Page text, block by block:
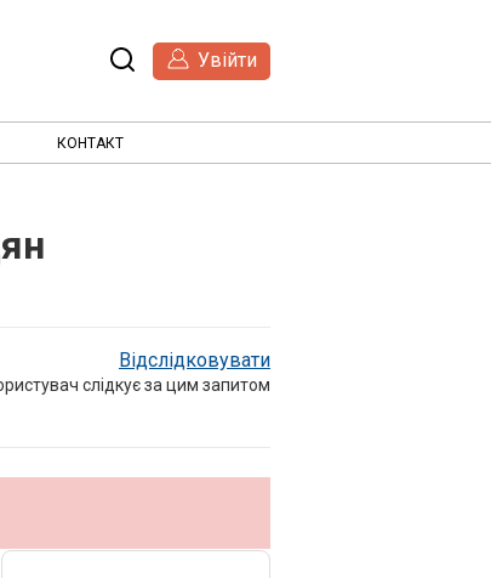
Увійти
КОНТАКТ
Відслідковувати
слідкує за цим запитом